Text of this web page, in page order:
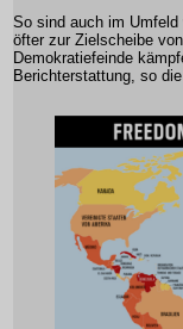
So sind auch im
öfter zur Zielscheibe
Demokratiefeinde
Berichterstattung, so